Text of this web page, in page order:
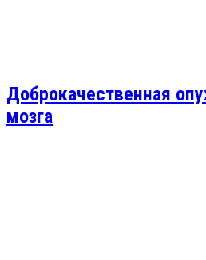
Доброкачественная
мозга